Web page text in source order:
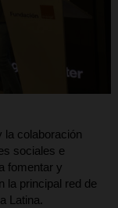
colaboración
sociales e
fomentar y
la principal red de
Latina.